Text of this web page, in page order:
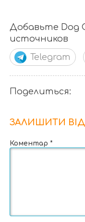
Добавьте Dog
источников
Telegram
Поделиться:
ЗАЛИШИТИ
Коментар *